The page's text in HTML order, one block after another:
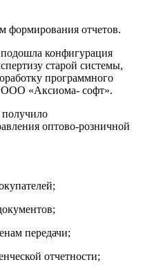
формирования отчетов.
конфигурация
старой системы,
программного
ООО «Аксиома- софт».
оптово-розничной
передачи;
отчетности;